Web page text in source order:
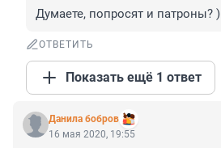
Думаете, попросят и патроны? )
ОТВЕТИТЬ
Показать ещё 1 ответ
Данила бобров
16 мая 2020, 19:55